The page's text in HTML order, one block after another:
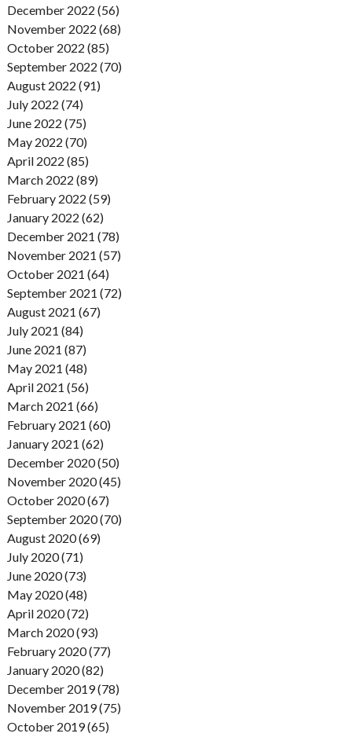
December 2022 (56)
November 2022 (68)
October 2022 (85)
September 2022 (70)
August 2022 (91)
July 2022 (74)
June 2022 (75)
May 2022 (70)
April 2022 (85)
March 2022 (89)
February 2022 (59)
January 2022 (62)
December 2021 (78)
November 2021 (57)
October 2021 (64)
September 2021 (72)
August 2021 (67)
July 2021 (84)
June 2021 (87)
May 2021 (48)
April 2021 (56)
March 2021 (66)
February 2021 (60)
January 2021 (62)
December 2020 (50)
November 2020 (45)
October 2020 (67)
September 2020 (70)
August 2020 (69)
July 2020 (71)
June 2020 (73)
May 2020 (48)
April 2020 (72)
March 2020 (93)
February 2020 (77)
January 2020 (82)
December 2019 (78)
November 2019 (75)
October 2019 (65)